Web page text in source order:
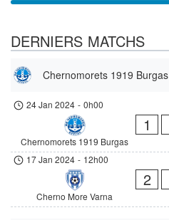
DERNIERS MATCHS
Chernomorets 1919 Burgas
24 Jan 2024 - 0h00
Chernomorets 1919 Burgas
1
17 Jan 2024 - 12h00
Cherno More Varna
2